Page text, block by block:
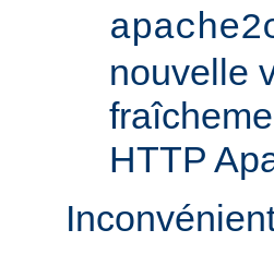
nouvelle
HTTP